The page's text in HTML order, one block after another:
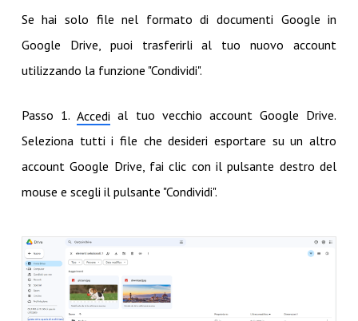
Se hai solo file nel formato di documenti Google in
Google Drive, puoi trasferirli al tuo nuovo account
utilizzando la funzione "Condividi".
Passo 1. Accedi al tuo vecchio account Google Drive.
Seleziona tutti i file che desideri esportare su un altro
account Google Drive, fai clic con il pulsante destro del
mouse e scegli il pulsante "Condividi".